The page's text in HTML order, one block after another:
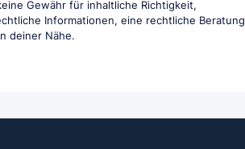
Gewähr für inhaltliche Richtigkeit,
Informationen, eine rechtliche Beratung
deiner Nähe.